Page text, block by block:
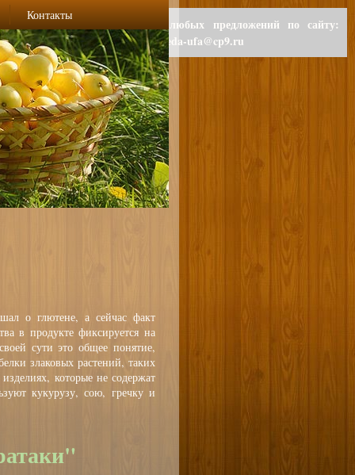
Контакты
о глютене, а сейчас факт
в продукте фиксируется на
сути это общее понятие,
злаковых растений, таких
которые не содержат
кукурузу, сою, гречку и
Для любых предложений по сайту:
polzaeda-ufa@cp9.ru